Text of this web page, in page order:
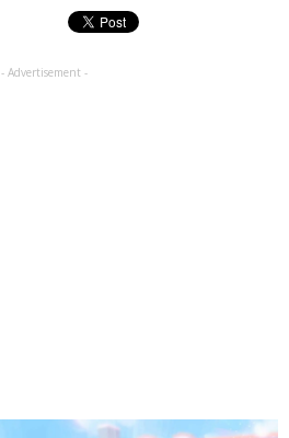
- Advertisement -